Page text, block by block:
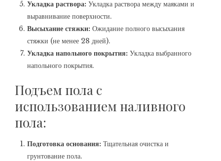
Укладка раствора: Укладка раствора между маяками и
выравнивание поверхности.
Высыхание стяжки: Ожидание полного высыхания
стяжки (не менее 28 дней).
Укладка напольного покрытия: Укладка выбранного
напольного покрытия.
Подъем пола с
использованием наливного
пола:
Подготовка основания: Тщательная очистка и
грунтование пола.